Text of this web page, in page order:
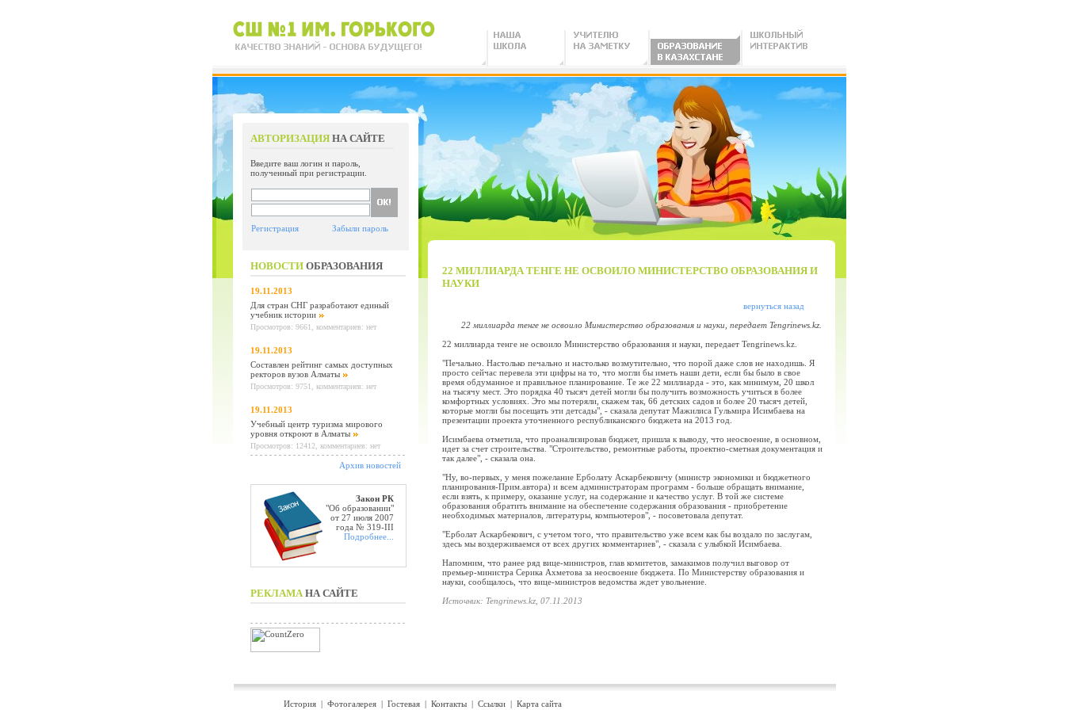
АВТОРИЗАЦИЯ НА САЙТЕ
Введите ваш логин и пароль,
полученный при регистрации.
Регистрация Забыли пароль
НОВОСТИ ОБРАЗОВАНИЯ
19.11.2013
Для стран СНГ разработают единый
учебник истории
Просмотров: 9661, комментариев: нет
19.11.2013
Составлен рейтинг самых доступных
ректоров вузов Алматы
Просмотров: 9751, комментариев: нет
19.11.2013
Учебный центр туризма мирового
уровня откроют в Алматы
Просмотров: 12412, комментариев: нет
Архив новостей
Закон РК
"Об образовании"
от 27 июля 2007
года № 319-III
Подробнее...
РЕКЛАМАНА САЙТЕ
22 МИЛЛИАРДА ТЕНГЕ НЕ ОСВОИЛО МИНИСТЕРСТВО ОБРАЗОВАНИЯ И
НАУКИ
вернуться назад
22 миллиарда тенге не освоило Министерство образования и науки, передает Tengrinews.kz.
22 миллиарда тенге не освоило Министерство образования и науки, передает Tengrinews.kz.
"Печально. Настолько печально и настолько возмутительно, что порой даже слов не находишь. Я
просто сейчас перевела эти цифры на то, что могли бы иметь наши дети, если бы было в свое
время обдуманное и правильное планирование. Те же 22 миллиарда - это, как минимум, 20 школ
на тысячу мест. Это порядка 40 тысяч детей могли бы получить возможность учиться в более
комфортных условиях. Это мы потеряли, скажем так, 66 детских садов и более 20 тысяч детей,
которые могли бы посещать эти детсады", - сказала депутат Мажилиса Гульмира Исимбаева на
презентации проекта уточненного республиканского бюджета на 2013 год.
Исимбаева отметила, что проанализировав бюджет, пришла к выводу, что неосвоение, в основном,
идет за счет строительства. "Строительство, ремонтные работы, проектно-сметная документация и
так далее", - сказала она.
"Ну, во-первых, у меня пожелание Ерболату Аскарбековичу (министр экономики и бюджетного
планирования-Прим.автора) и всем администраторам программ - больше обращать внимание,
если взять, к примеру, оказание услуг, на содержание и качество услуг. В той же системе
образования обратить внимание на обеспечение содержания образования - приобретение
необходимых материалов, литературы, компьютеров", - посоветовала депутат.
"Ерболат Аскарбекович, с учетом того, что правительство уже всем как бы воздало по заслугам,
здесь мы воздерживаемся от всех других комментариев", - сказала с улыбкой Исимбаева.
Напомним, что ранее ряд вице-министров, глав комитетов, замакимов получил выговор от
премьер-министра Серика Ахметова за неосвоение бюджета. По Министерству образования и
науки, сообщалось, что вице-министров ведомства ждет увольнение.
Источник: Tengrinews.kz, 07.11.2013
История | Фотогалерея | Гостевая | Контакты | Ссылки | Карта сайта